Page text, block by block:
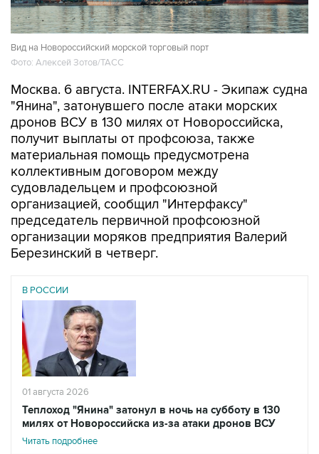
Вид на Новороссийский морской торговый порт
Фото: Алексей Зотов/ТАСС
Москва. 6 августа. INTERFAX.RU - Экипаж судна
"Янина", затонувшего после атаки морских
дронов ВСУ в 130 милях от Новороссийска,
получит выплаты от профсоюза, также
материальная помощь предусмотрена
коллективным договором между
судовладельцем и профсоюзной
организацией, сообщил "Интерфаксу"
председатель первичной профсоюзной
организации моряков предприятия Валерий
Березинский в четверг.
В РОССИИ
01 августа 2026
Теплоход "Янина" затонул в ночь на субботу в 130
милях от Новороссийска из-за атаки дронов ВСУ
Читать подробнее